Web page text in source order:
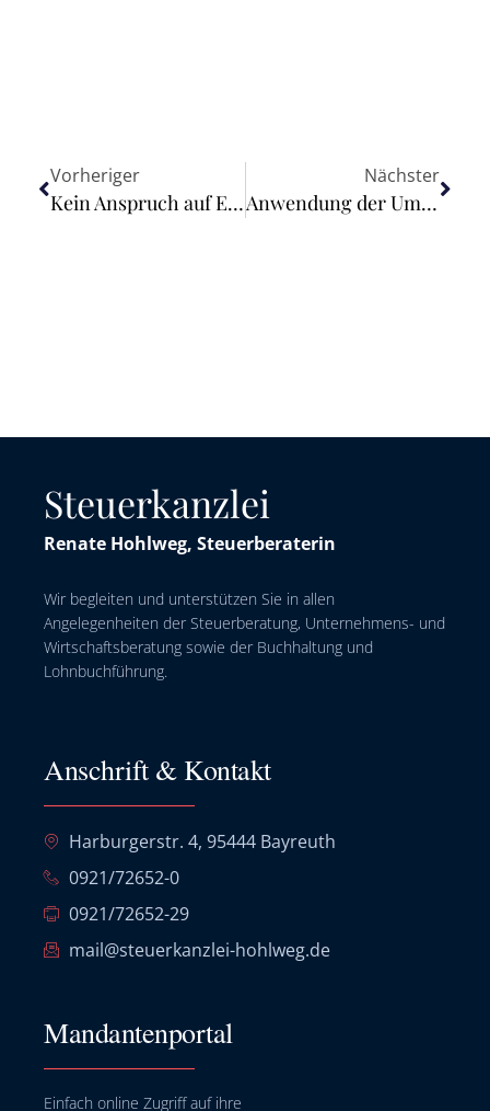
Vorheriger
Kein Anspruch auf Ersatz von Rechtsanwaltskosten bei vorschneller Beauftragung eines Rechtsanwalts
Nächster
Anwendung der Umsatzsteuerbefreiung nach § 4 Nummer 22 Buchstabe a UStG
Steuerkanzlei
Renate Hohlweg, Steuerberaterin
Wir begleiten und unterstützen Sie in allen
Angelegenheiten der Steuerberatung, Unternehmens- und
Wirtschaftsberatung sowie der Buchhaltung und
Lohnbuchführung.
Anschrift & Kontakt
Harburgerstr. 4, 95444 Bayreuth
0921/72652-0
0921/72652-29
mail@steuerkanzlei-hohlweg.de
Mandantenportal
Einfach online Zugriff auf ihre